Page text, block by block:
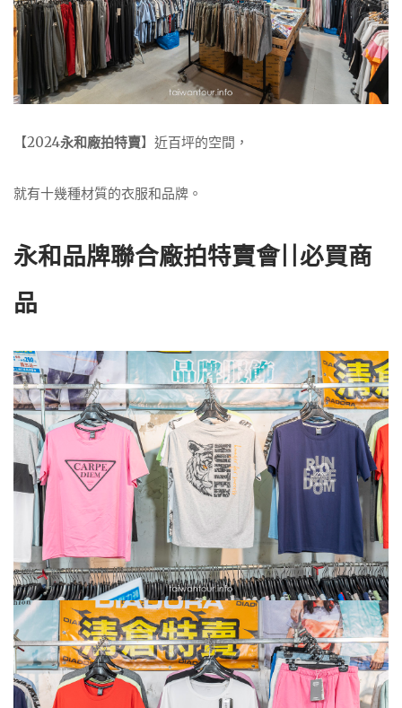
【2024永和廠拍特賣】近百坪的空間，
就有十幾種材質的衣服和品牌。
永和品牌聯合廠拍特賣會||必買商
品